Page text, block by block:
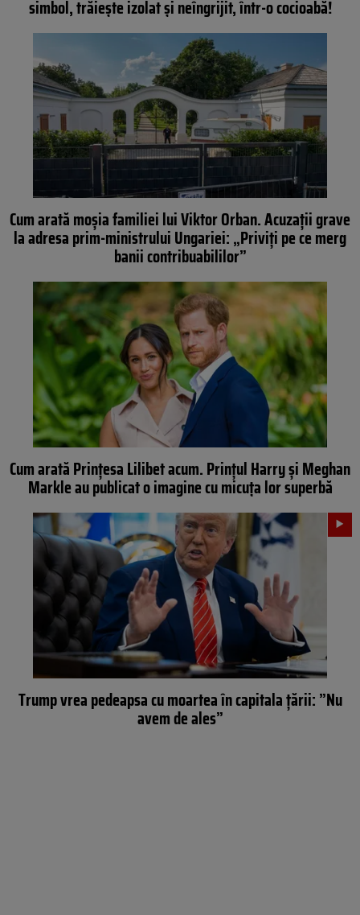
simbol, trăiește izolat și neîngrijit, într-o cocioabă!
Cum arată moșia familiei lui Viktor Orban. Acuzații grave
la adresa prim-ministrului Ungariei: „Priviți pe ce merg
banii contribuabililor”
Cum arată Prințesa Lilibet acum. Prințul Harry și Meghan
Markle au publicat o imagine cu micuța lor superbă
Trump vrea pedeapsa cu moartea în capitala țării: ”Nu
avem de ales”